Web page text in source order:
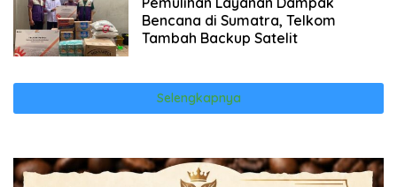
Bencana di Sumatra, Telkom
Tambah Backup Satelit
Selengkapnya